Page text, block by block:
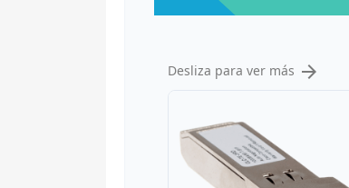
Desliza para ver más 